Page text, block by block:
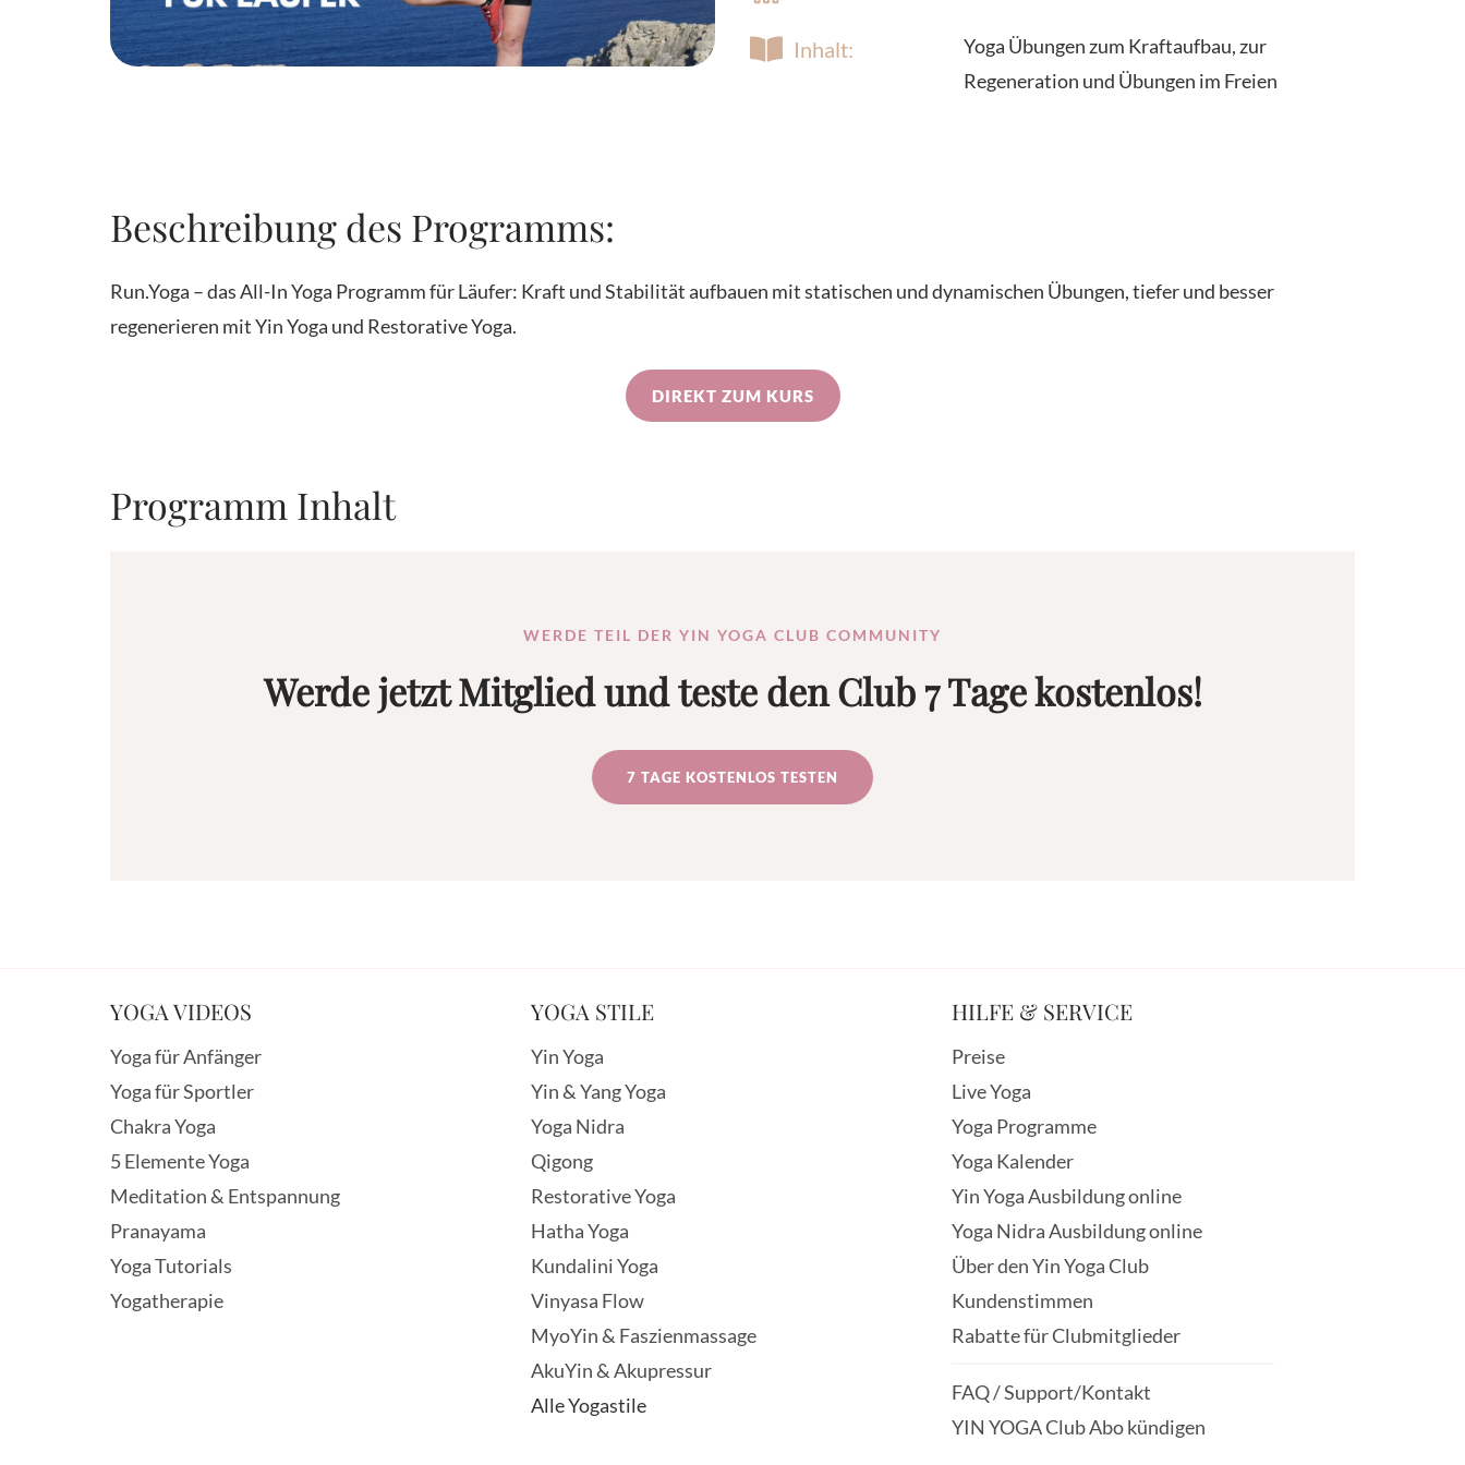
Inhalt:
Yoga Übungen zum Kraftaufbau, zur
Regeneration und Übungen im Freien
Beschreibung des Programms:
Run.Yoga – das All-In Yoga Programm für Läufer: Kraft und Stabilität aufbauen mit statischen und dynamischen Übungen, tiefer und besser
regenerieren mit Yin Yoga und Restorative Yoga.
DIREKT ZUM KURS
Programm Inhalt
WERDE TEIL DER YIN YOGA CLUB COMMUNITY
Werde jetzt Mitglied und teste den Club 7 Tage kostenlos!
7 TAGE KOSTENLOS TESTEN
YOGA VIDEOS
Yoga für Anfänger
Yoga für Sportler
Chakra Yoga
5 Elemente Yoga
Meditation & Entspannung
Pranayama
Yoga Tutorials
Yogatherapie
YOGA STILE
Yin Yoga
Yin & Yang Yoga
Yoga Nidra
Qigong
Restorative Yoga
Hatha Yoga
Kundalini Yoga
Vinyasa Flow
MyoYin & Faszienmassage
AkuYin & Akupressur
Alle Yogastile
HILFE & SERVICE
Preise
Live Yoga
Yoga Programme
Yoga Kalender
Yin Yoga Ausbildung online
Yoga Nidra Ausbildung online
Über den Yin Yoga Club
Kundenstimmen
Rabatte für Clubmitglieder
FAQ / Support/Kontakt
YIN YOGA Club Abo kündigen